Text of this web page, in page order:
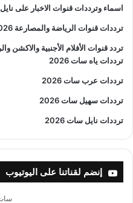
اسماء وترددات قنوات الاخبار على
ترددات قنوات الرياضة والمصارعة
تردد قنوات الأفلام الأجنبية والاكشن
ترددات ياه سات 2026
ترددات عرب سات 2026
ترددات سهيل سات 2026
ترددات نايل سات 2026
إنضم لقناتنا على اليوتيوب